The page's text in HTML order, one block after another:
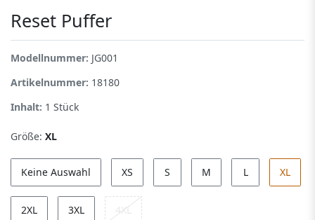
Reset Puffer
Modellnummer: JG001
Artikelnummer: 18180
Inhalt: 1 Stück
Größe: XL
Keine Auswahl XS S M L XL
2XL 3XL 4XL